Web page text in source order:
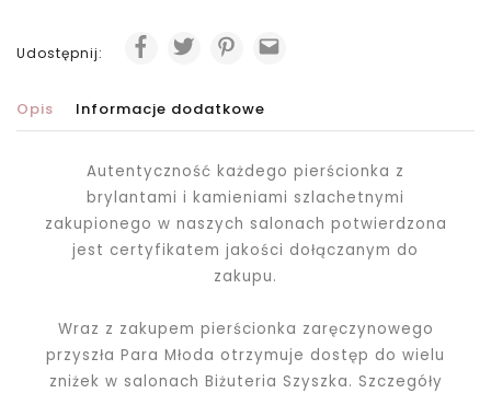
Udostępnij:
Opis Informacje dodatkowe
Autentyczność każdego pierścionka z
brylantami i kamieniami szlachetnymi
zakupionego w naszych salonach potwierdzona
jest certyfikatem jakości dołączanym do
zakupu.
Wraz z zakupem pierścionka zaręczynowego
przyszła Para Młoda otrzymuje dostęp do wielu
zniżek w salonach Biżuteria Szyszka. Szczegóły